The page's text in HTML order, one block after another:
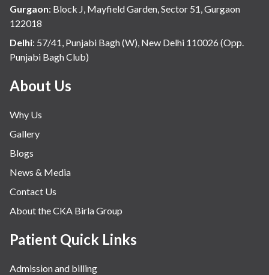
Gurgaon: Block J, Mayfield Garden, Sector 51, Gurgaon
122018
Delhi: 57/41, Punjabi Bagh (W), New Delhi 110026 (Opp.
Punjabi Bagh Club)
About Us
Why Us
Gallery
Blogs
News & Media
Contact Us
About the CKA Birla Group
Patient Quick Links
Admission and billing